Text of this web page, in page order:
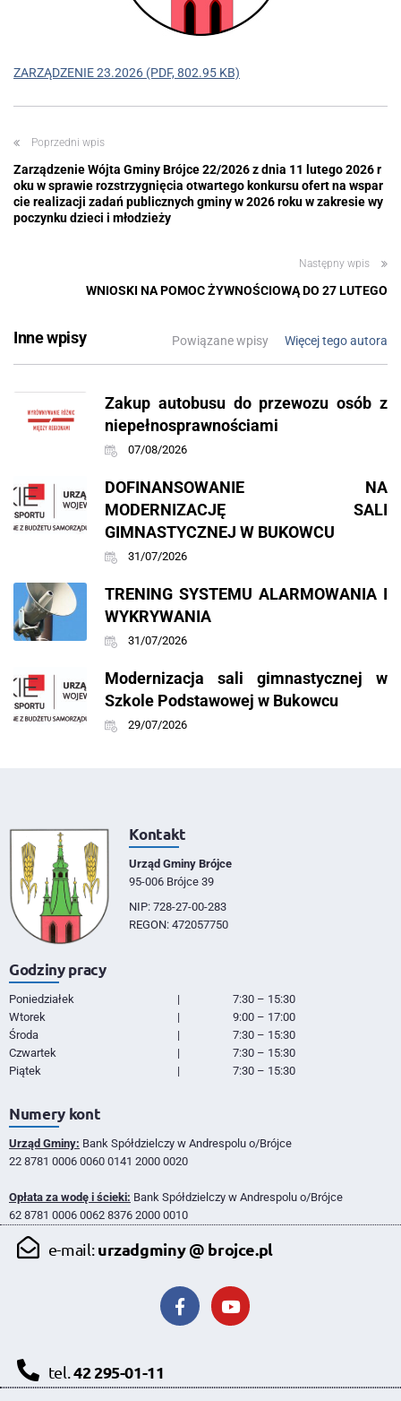
ZARZĄDZENIE 23.2026 (PDF, 802.95 KB)
Poprzedni wpis
Zarządzenie Wójta Gminy Brójce 22/2026 z dnia 11 lutego 2026 r
oku w sprawie rozstrzygnięcia otwartego konkursu ofert na wspar
cie realizacji zadań publicznych gminy w 2026 roku w zakresie wy
poczynku dzieci i młodzieży
Następny wpis
WNIOSKI NA POMOC ŻYWNOŚCIOWĄ DO 27 LUTEGO
Inne wpisy Powiązane wpisy Więcej tego autora
Zakup autobusu do przewozu osób z
niepełnosprawnościami
07/08/2026
DOFINANSOWANIE NA
MODERNIZACJĘ SALI
GIMNASTYCZNEJ W BUKOWCU
31/07/2026
TRENING SYSTEMU ALARMOWANIA I
WYKRYWANIA
31/07/2026
Modernizacja sali gimnastycznej w
Szkole Podstawowej w Bukowcu
29/07/2026
Kontakt
Urząd Gminy Brójce
95-006 Brójce 39
NIP: 728-27-00-283
REGON: 472057750
Godziny pracy
Poniedziałek |
7:30 – 15:30
Wtorek
|
9:00 – 17:00
Środa
|
7:30 – 15:30
Czwartek
|
7:30 – 15:30
Piątek
| 7:30 – 15:30
Numery kont
Urząd Gminy: Bank Spółdzielczy w Andrespolu o/Brójce
22 8781 0006 0060 0141 2000 0020
Opłata za wodę i ścieki: Bank Spółdzielczy w Andrespolu o/Brójce
62 8781 0006 0062 8376 2000 0010
e-mail:urzadgminy @ brojce.pl
tel. 42 295-01-11